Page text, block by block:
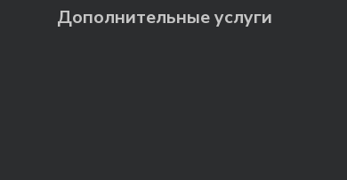
Дополнительные услуги